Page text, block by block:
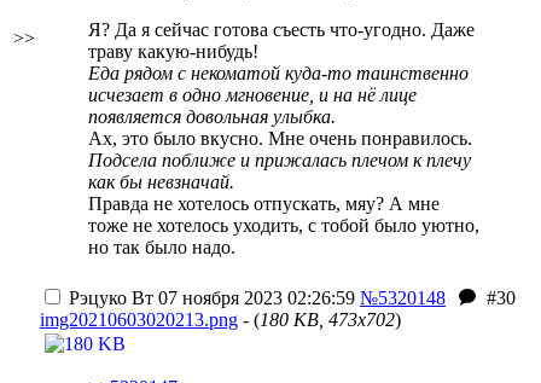
>>
Я? Да я сейчас готова съесть что-угодно. Даже
траву какую-нибудь!
Еда рядом с некоматой куда-то таинственно
исчезает в одно мгновение, и на нё лице
появляется довольная улыбка.
Ах, это было вкусно. Мне очень понравилось.
Подсела поближе и прижалась плечом к плечу
как бы невзначай.
Правда не хотелось отпускать, мяу? А мне
тоже не хотелось уходить, с тобой было уютно,
но так было надо.
Рэцуко Вт 07 ноября 2023 02:26:59 №5320148
#30
img20210603020213.png - (180 KB, 473x702)